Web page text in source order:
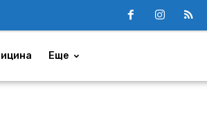
Еще